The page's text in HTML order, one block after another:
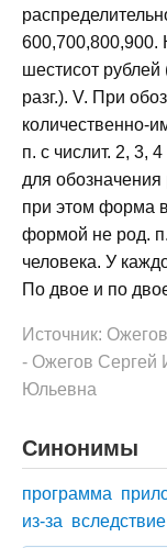
600,700,800,900.
шестисот рублей
разг.). V. При
количественно-
п. с числит. 2, 3,
для
при этом форма
формой не род.
человека. У
По двое и по
Источник:
- Ожегов Сергей
Юльевна
Синонимы
программа
из-за вследствие